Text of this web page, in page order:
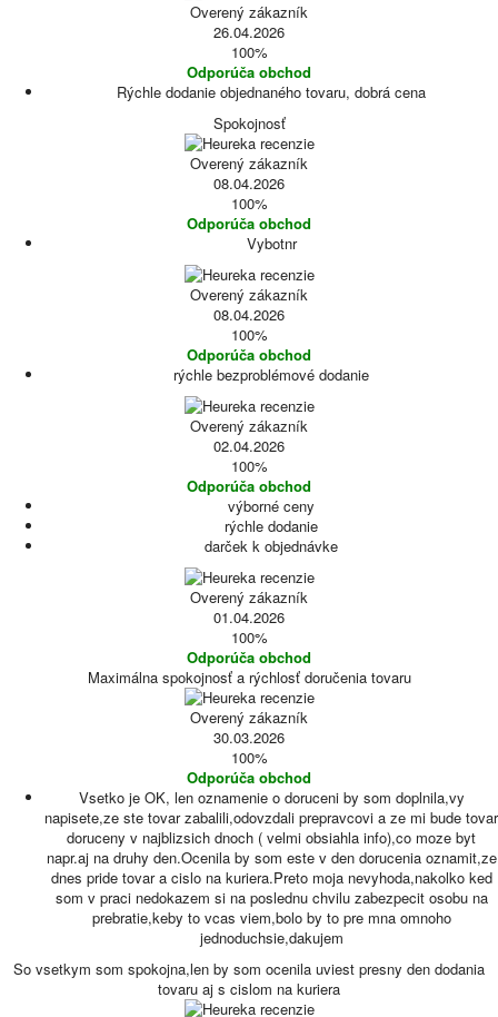
Overený zákazník
26.04.2026
100%
Odporúča obchod
Rýchle dodanie objednaného tovaru, dobrá cena
Spokojnosť
Overený zákazník
08.04.2026
100%
Odporúča obchod
Vybotnr
Overený zákazník
08.04.2026
100%
Odporúča obchod
rýchle bezproblémové dodanie
Overený zákazník
02.04.2026
100%
Odporúča obchod
výborné ceny
rýchle dodanie
darček k objednávke
Overený zákazník
01.04.2026
100%
Odporúča obchod
Maximálna spokojnosť a rýchlosť doručenia tovaru
Overený zákazník
30.03.2026
100%
Odporúča obchod
Vsetko je OK, len oznamenie o doruceni by som doplnila,vy
napisete,ze ste tovar zabalili,odovzdali prepravcovi a ze mi bude tovar
doruceny v najblizsich dnoch ( velmi obsiahla info),co moze byt
napr.aj na druhy den.Ocenila by som este v den dorucenia oznamit,ze
dnes pride tovar a cislo na kuriera.Preto moja nevyhoda,nakolko ked
som v praci nedokazem si na poslednu chvilu zabezpecit osobu na
prebratie,keby to vcas viem,bolo by to pre mna omnoho
jednoduchsie,dakujem
So vsetkym som spokojna,len by som ocenila uviest presny den dodania
tovaru aj s cislom na kuriera